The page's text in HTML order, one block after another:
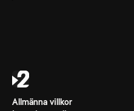
Allmänna villkor